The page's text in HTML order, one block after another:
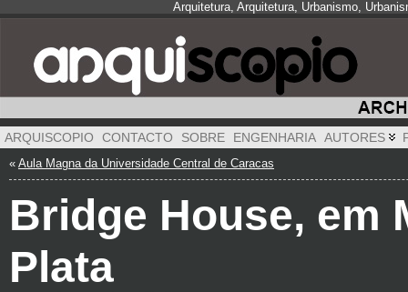
Arquitetura, Arquitetura, Urbanismo,
ARQUISCOPIO CONTACTO SOBRE ENGENHARIA AUTORES
« Aula Magna da Universidade Central de Caracas
Bridge House, em
Plata